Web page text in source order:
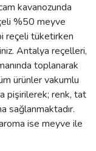
kavanozunda
%50 meyve
reçeli tüketirken
Antalya reçelleri,
toplanarak
ürünler vakumlu
pişirilerek; renk, tat
sağlanmaktadır.
ise meyve ile